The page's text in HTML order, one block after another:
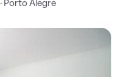
Porto Alegre